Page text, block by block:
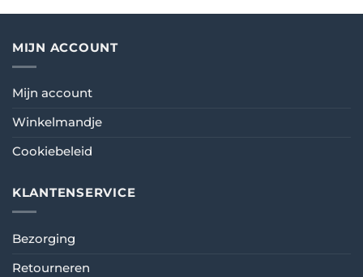
MIJN ACCOUNT
Mijn account
Winkelmandje
Cookiebeleid
KLANTENSERVICE
Bezorging
Retourneren